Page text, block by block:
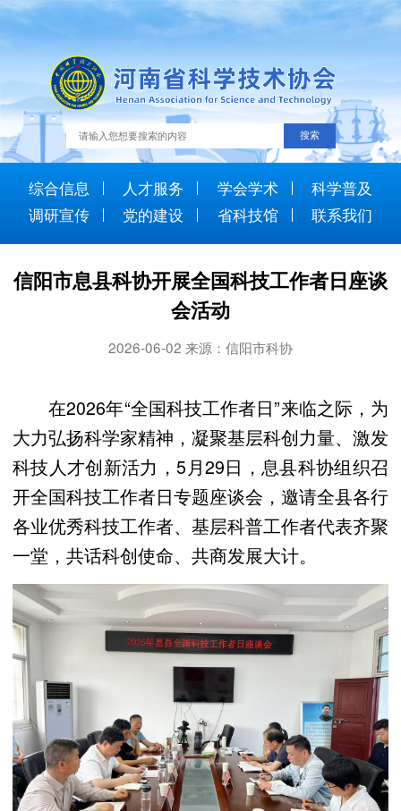
综合信息 人才服务 学会学术
科学普及
调研宣传
党的建设 省科技馆 联系我们
信阳市息县科协开展全国科技工作者日座谈
会活动
2026-06-02 来源：信阳市科协
在2026年“全国科技工作者日”来临之际，为
大力弘扬科学家精神，凝聚基层科创力量、激发
科技人才创新活力，5月29日，息县科协组织召
开全国科技工作者日专题座谈会，邀请全县各行
各业优秀科技工作者、基层科普工作者代表齐聚
一堂，共话科创使命、共商发展大计。